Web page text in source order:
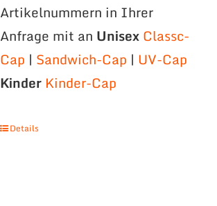
Artikelnummern in Ihrer
Anfrage mit an UnisexClassc-
Cap | Sandwich-Cap | UV-Cap
Kinder Kinder-Cap
Details